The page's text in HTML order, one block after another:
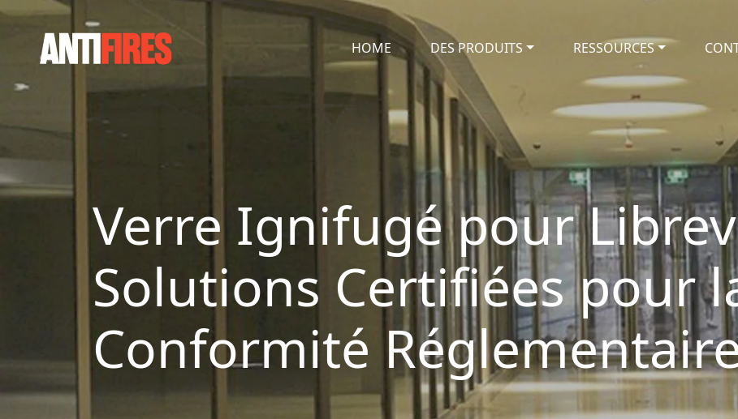
HOME DES PRODUITS RESSOURCES
Verre Ignifugé pour
Solutions Certifiées pour
Conformité